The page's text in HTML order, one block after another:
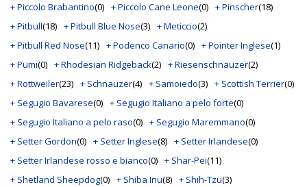
+ Piccolo Brabantino(0) + Piccolo Cane Leone(0) + Pinscher(18)
+ Pitbull(18) + Pitbull Blue Nose(3) + Meticcio(2)
+ Pitbull Red Nose(11) + Podenco Canario(0) + Pointer Inglese(1)
+ Pumi(0) + Rhodesian Ridgeback(2) + Riesenschnauzer(2)
+ Rottweiler(23) + Schnauzer(4) + Samoiedo(3) + Scottish Terrier(0)
+ Segugio Bavarese(0) + Segugio Italiano a pelo forte(0)
+ Segugio Italiano a pelo raso(0) + Segugio Maremmano(0)
+ Setter Gordon(0) + Setter Inglese(8) + Setter Irlandese(0)
+ Setter Irlandese rosso e bianco(0) + Shar-Pei(11)
+ Shetland Sheepdog(0) + Shiba Inu(8) + Shih-Tzu(3)